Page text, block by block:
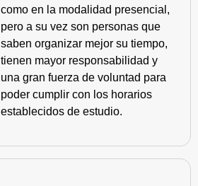
como en la modalidad presencial,
pero a su vez son personas que
saben organizar mejor su tiempo,
tienen mayor responsabilidad y
una gran fuerza de voluntad para
poder cumplir con los horarios
establecidos de estudio.